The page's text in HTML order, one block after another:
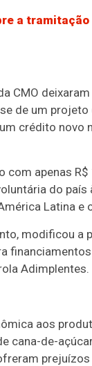
a tramitação
CMO
de um projeto
crédito novo
com apenas R$
do país
Latina e
modificou a
Adimplentes.
aos
cana-de-